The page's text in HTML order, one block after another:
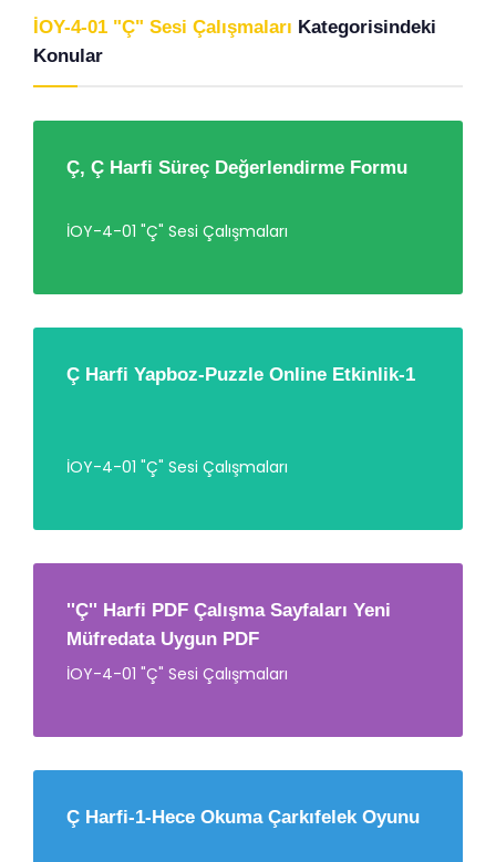
İOY-4-01 "Ç" Sesi Çalışmaları Kategorisindeki
Konular
Ç, Ç Harfi Süreç Değerlendirme Formu
İOY-4-01 "Ç" Sesi Çalışmaları
Ç Harfi Yapboz-Puzzle Online Etkinlik-1
İOY-4-01 "Ç" Sesi Çalışmaları
''Ç'' Harfi PDF Çalışma Sayfaları Yeni
Müfredata Uygun PDF
İOY-4-01 "Ç" Sesi Çalışmaları
Ç Harfi-1-Hece Okuma Çarkıfelek Oyunu